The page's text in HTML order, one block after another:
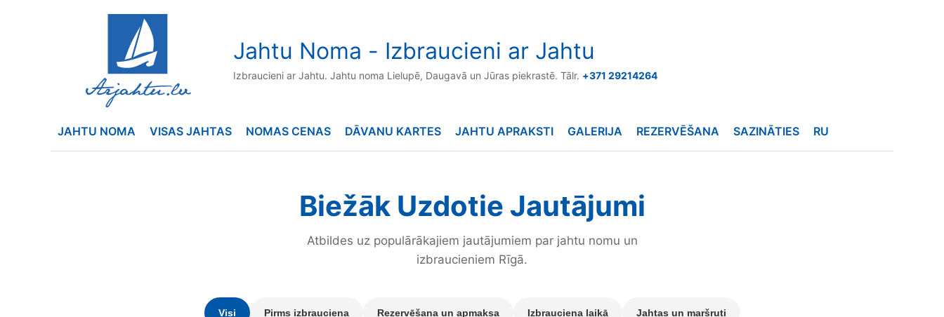
Jahtu Noma - Izbraucieni ar Jahtu
Izbraucieni ar Jahtu. Jahtu noma Lielupē, Daugavā un Jūras piekrastē. Tālr. +371 29214264
JAHTU NOMA VISAS JAHTAS NOMAS CENAS DĀVANU KARTES JAHTU APRAKSTI GALERIJA REZERVĒŠANA SAZINĀTIES RU
Biežāk Uzdotie Jautājumi
Atbildes uz populārākajiem jautājumiem par jahtu nomu un
izbraucieniem Rīgā.
Visi Pirms izbrauciena Rezervēšana un apmaksa Izbrauciena laikā Jahtas un maršruti